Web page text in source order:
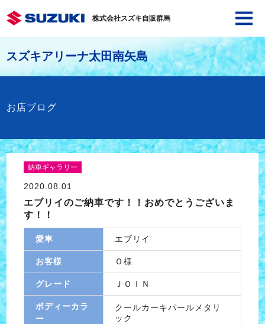
株式会社スズキ自販群馬
スズキアリーナ太田南矢島
お店ブログ
納車ギャラリー
2020.08.01
エブリイのご納車です！！おめでとうございま
す！！
愛車 エブリイ
お客様 Ｏ様
グレード ＪＯＩＮ
ボディーカラ
ー
クールカーキパールメタリ
ック